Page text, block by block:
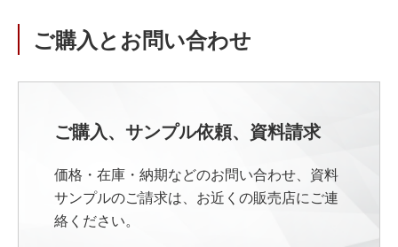
ご購入とお問い合わせ
ご購入、サンプル依頼、資料請求
価格・在庫・納期などのお問い合わせ、資料
サンプルのご請求は、お近くの販売店にご連
絡ください。